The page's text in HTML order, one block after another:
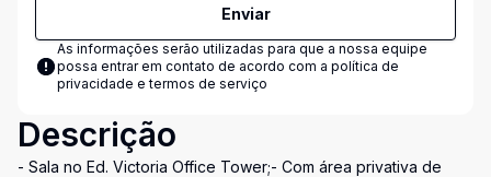
Enviar
As informações serão utilizadas para que a nossa equipe
possa entrar em contato de acordo com a política de
privacidade e termos de serviço
Descrição
- Sala no Ed. Victoria Office Tower;- Com área privativa de